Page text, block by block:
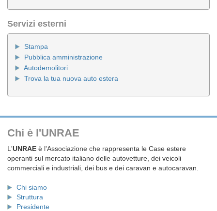
Servizi esterni
Stampa
Pubblica amministrazione
Autodemolitori
Trova la tua nuova auto estera
Chi è l'UNRAE
L'UNRAE è l'Associazione che rappresenta le Case estere
operanti sul mercato italiano delle autovetture, dei veicoli
commerciali e industriali, dei bus e dei caravan e autocaravan.
Chi siamo
Struttura
Presidente